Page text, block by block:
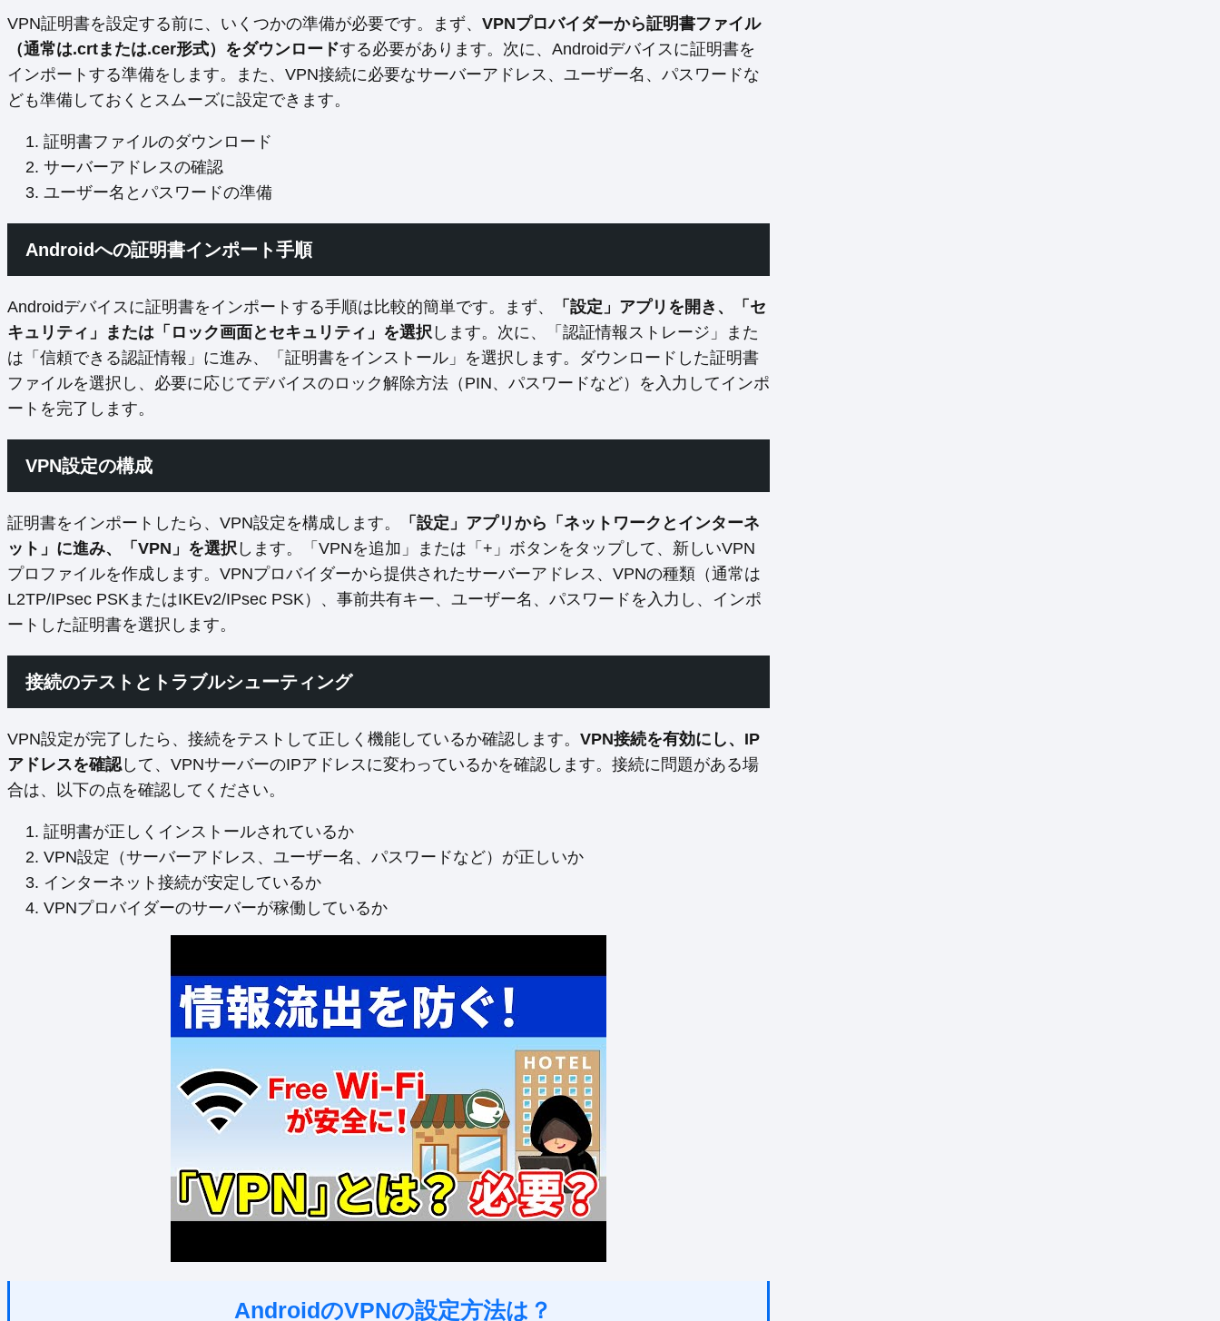
VPN証明書を設定する前に、いくつかの準備が必要です。まず、 VPNプロバイダーから証明書ファイル
（通常は.crtまたは.cer形式）をダウンロードする必要があります。次に、Androidデバイスに証明書を
インポートする準備をします。また、VPN接続に必要なサーバーアドレス、ユーザー名、パスワードな
ども準備しておくとスムーズに設定できます。
証明書ファイルのダウンロード
サーバーアドレスの確認
ユーザー名とパスワードの準備
Androidへの証明書インポート手順
Androidデバイスに証明書をインポートする手順は比較的簡単です。まず、
「設定」アプリを開き、「セ
キュリティ」または「ロック画面とセキュリティ」を選択します。次に、「認証情報ストレージ」また
は「信頼できる認証情報」に進み、「証明書をインストール」を選択します。ダウンロードした証明書
ファイルを選択し、必要に応じてデバイスのロック解除方法（PIN、パスワードなど）を入力してインポ
ートを完了します。
VPN設定の構成
証明書をインポートしたら、VPN設定を構成します。
「設定」アプリから「ネットワークとインターネ
ット」に進み、「VPN」を選択します。「VPNを追加」または「+」ボタンをタップして、新しいVPN
プロファイルを作成します。VPNプロバイダーから提供されたサーバーアドレス、VPNの種類（通常は
L2TP/IPsec PSKまたはIKEv2/IPsec PSK）、事前共有キー、ユーザー名、パスワードを入力し、インポ
ートした証明書を選択します。
接続のテストとトラブルシューティング
VPN設定が完了したら、接続をテストして正しく機能しているか確認します。 VPN接続を有効にし、IP
アドレスを確認して、VPNサーバーのIPアドレスに変わっているかを確認します。接続に問題がある場
合は、以下の点を確認してください。
証明書が正しくインストールされているか
VPN設定（サーバーアドレス、ユーザー名、パスワードなど）が正しいか
インターネット接続が安定しているか
VPNプロバイダーのサーバーが稼働しているか
AndroidのVPNの設定方法は？